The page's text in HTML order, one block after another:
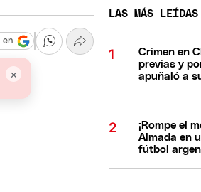
×
en
LAS MÁS LEÍDAS
Crimen en
previas y
apuñaló a
¡Rompe el
Almada en
fútbol